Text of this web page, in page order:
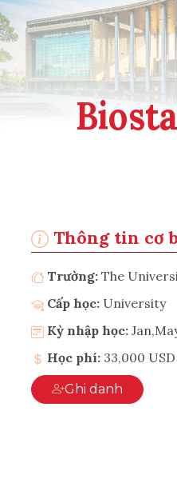
Thông tin cơ
Trường: The
Cấp học: University
Kỳ nhập học:
Học phí: 33,000 USD
Ghi danh